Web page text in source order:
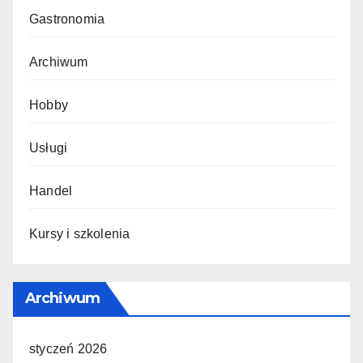
Gastronomia
Archiwum
Hobby
Usługi
Handel
Kursy i szkolenia
Archiwum
styczeń 2026